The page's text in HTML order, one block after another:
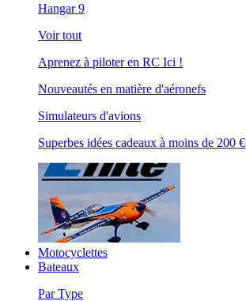
Hangar 9
Voir tout
Aprenez à piloter en RC Ici !
Nouveautés en matière d'aéronefs
Simulateurs d'avions
Superbes idées cadeaux à moins de 200 €
Motocyclettes
Bateaux
Par Type